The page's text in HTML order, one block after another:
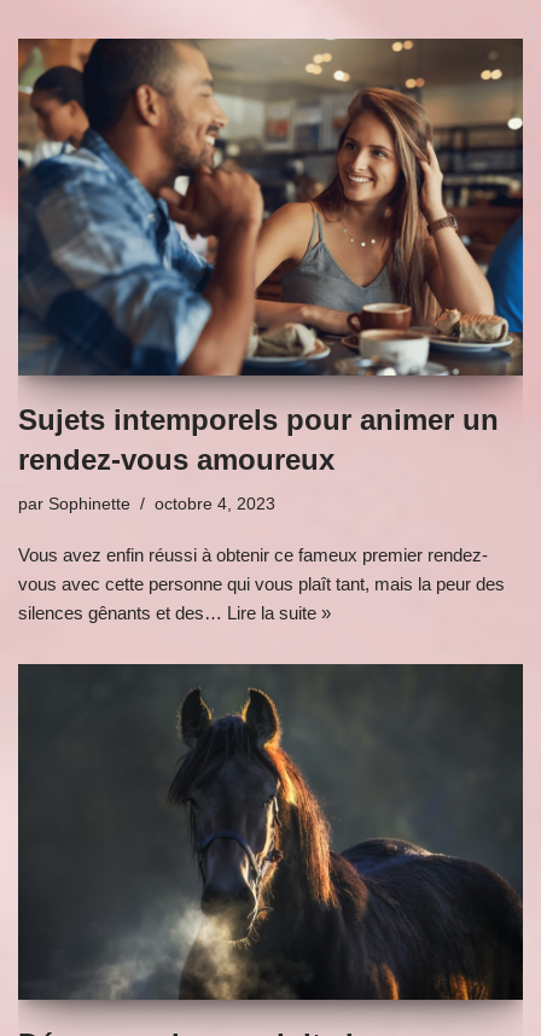
Sujets intemporels pour animer un
rendez-vous amoureux
par Sophinette octobre 4, 2023
Vous avez enfin réussi à obtenir ce fameux premier rendez-
vous avec cette personne qui vous plaît tant, mais la peur des
silences gênants et des… Lire la suite »